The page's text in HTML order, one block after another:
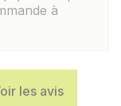
à
les avis